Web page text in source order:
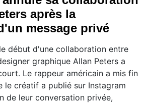
après la
message privé
début d'une collaboration entre
graphique Allan Peters a
Le rappeur américain a mis fin
le créatif a publié sur Instagram
de leur conversation privée,